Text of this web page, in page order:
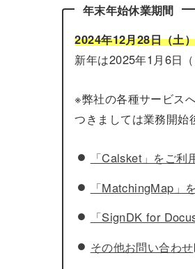
年末年始休業期間
2024年12月28日（土
新年は2025年1月6日
※弊社の各種サービス
つきましては業務開始
「Calsket」をご利
「MatchingMap」
「SignDK for
その他お問い合わせ